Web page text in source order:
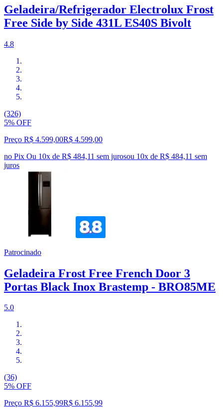
Geladeira/Refrigerador Electrolux Frost
Free Side by Side 431L ES40S Bivolt
4.8
(326)
5% OFF
Preço R$ 4.599,00R$ 4.599,00
no Pix Ou 10x de R$ 484,11 sem jurosou 10x de R$ 484,11 sem
juros
Patrocinado
Geladeira Frost Free French Door 3
Portas Black Inox Brastemp - BRO85ME
5.0
(36)
5% OFF
Preço R$ 6.155,99R$ 6.155,99